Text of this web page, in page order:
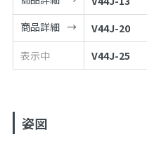
商品詳細
V44J-20
表示中
V44J-25
姿図